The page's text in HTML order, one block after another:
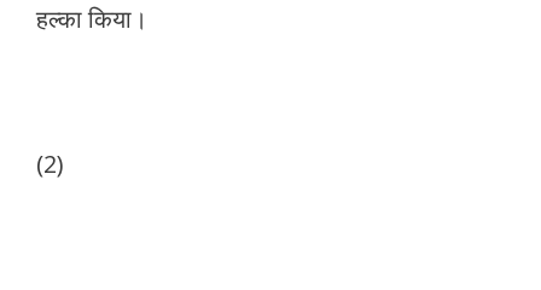
हल्का किया।
(2)